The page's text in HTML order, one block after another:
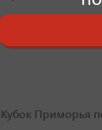
15:27, 22 июля 2026
Кубок Приморья